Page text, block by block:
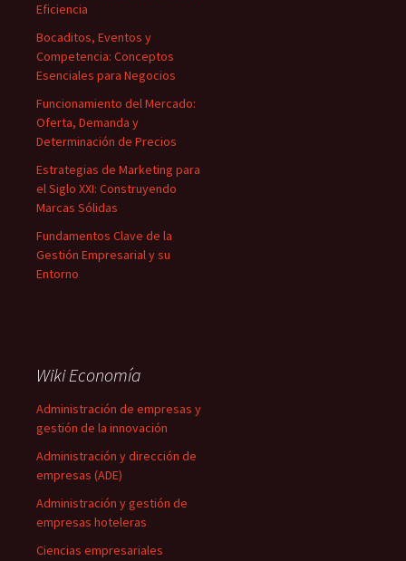
Eficiencia
Bocaditos, Eventos y
Competencia: Conceptos
Esenciales para Negocios
Funcionamiento del Mercado:
Oferta, Demanda y
Determinación de Precios
Estrategias de Marketing para
el Siglo XXI: Construyendo
Marcas Sólidas
Fundamentos Clave de la
Gestión Empresarial y su
Entorno
Wiki Economía
Administración de empresas y
gestión de la innovación
Administración y dirección de
empresas (ADE)
Administración y gestión de
empresas hoteleras
Ciencias empresariales